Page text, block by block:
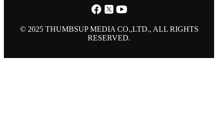
© 2025 THUMBSUP MEDIA CO.,LTD., ALL RIGHTS
RESERVED.